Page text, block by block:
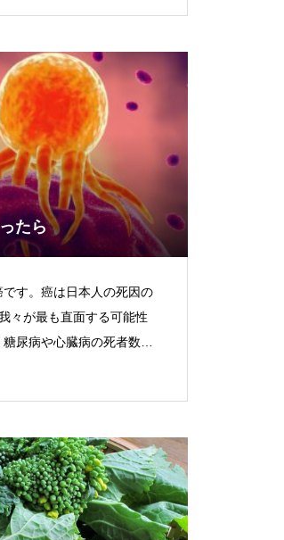
たら
す。癌は日本人の死因の
々が最も直面する可能性
尿病や心臓病の死者数も
それらを合わせても勝て